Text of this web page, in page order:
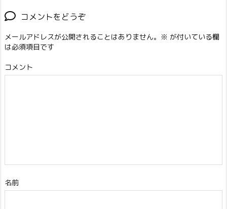
コメントをどうぞ
メールアドレスが公開されることはありません。 ※ が付いている欄
は必須項目です
コメント
名前